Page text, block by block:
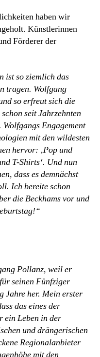
haben wir
Künstlerinnen
Förderer der
ist so ziemlich das
tragen. Wolfgang
so erfreut sich die
seit Jahrzehnten
Engagement
mit den wildesten
hervor: ‚Pop und
T-Shirts‘. Und nun
dass es demnächst
Ich bereite schon
die Beckhams vor und
Pollanz, weil er
seinen Fünfziger
Jahre her. Mein erster
das eines der
ein Leben in der
und drängerischen
Regionalanbieter
mit den